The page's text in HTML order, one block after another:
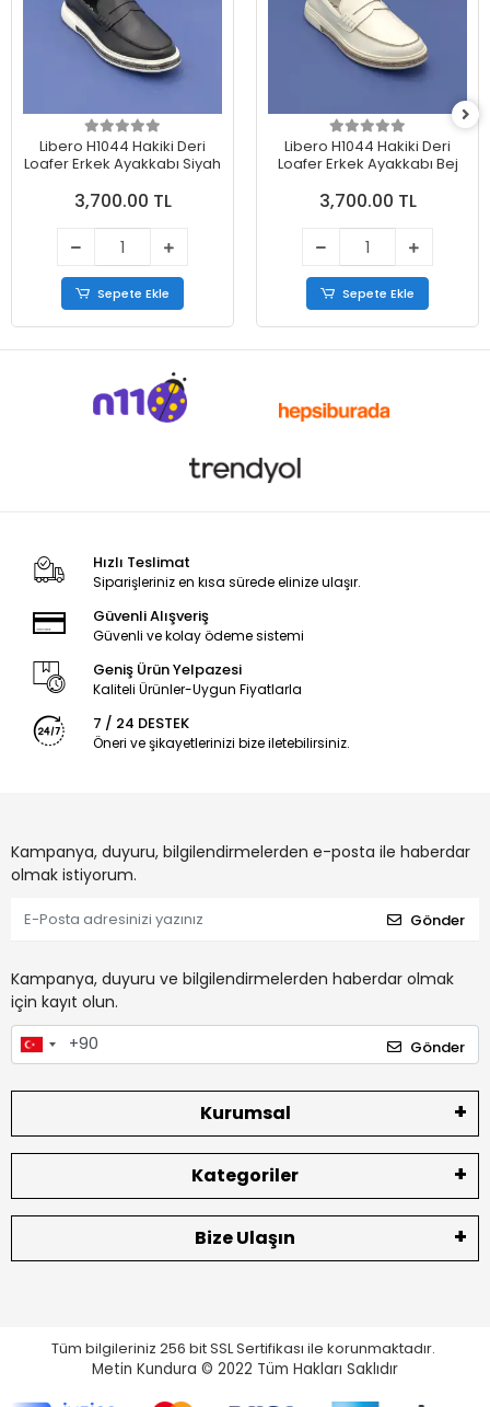
Libero H1044 Hakiki Deri
Loafer Erkek Ayakkabı Siyah
3,700.00 TL
Sepete Ekle
Libero H1044 Hakiki Deri
Loafer Erkek Ayakkabı Bej
3,700.00 TL
Sepete Ekle
Hızlı Teslimat
Siparişleriniz en kısa sürede elinize ulaşır.
Güvenli Alışveriş
Güvenli ve kolay ödeme sistemi
Geniş Ürün Yelpazesi
Kaliteli Ürünler-Uygun Fiyatlarla
7 / 24 DESTEK
Öneri ve şikayetlerinizi bize iletebilirsiniz.
Kampanya, duyuru, bilgilendirmelerden e-posta ile haberdar
olmak istiyorum.
Gönder
Kampanya, duyuru ve bilgilendirmelerden haberdar olmak
için kayıt olun.
Gönder
Kurumsal
Kategoriler
Bize Ulaşın
Tüm bilgileriniz 256 bit SSL Sertifikası ile korunmaktadır.
Metin Kundura © 2022 Tüm Hakları Saklıdır